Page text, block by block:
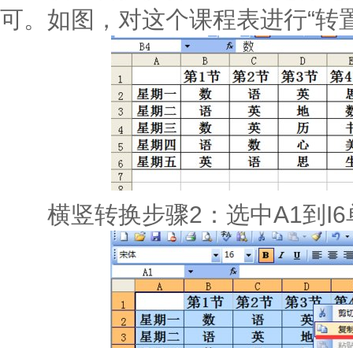
可。如图，对这个课程表进行“转
横竖转换步骤2：选中A1到I6